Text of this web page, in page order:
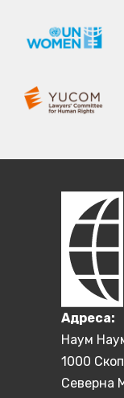
Aдреса:
Наум
1000
Северна